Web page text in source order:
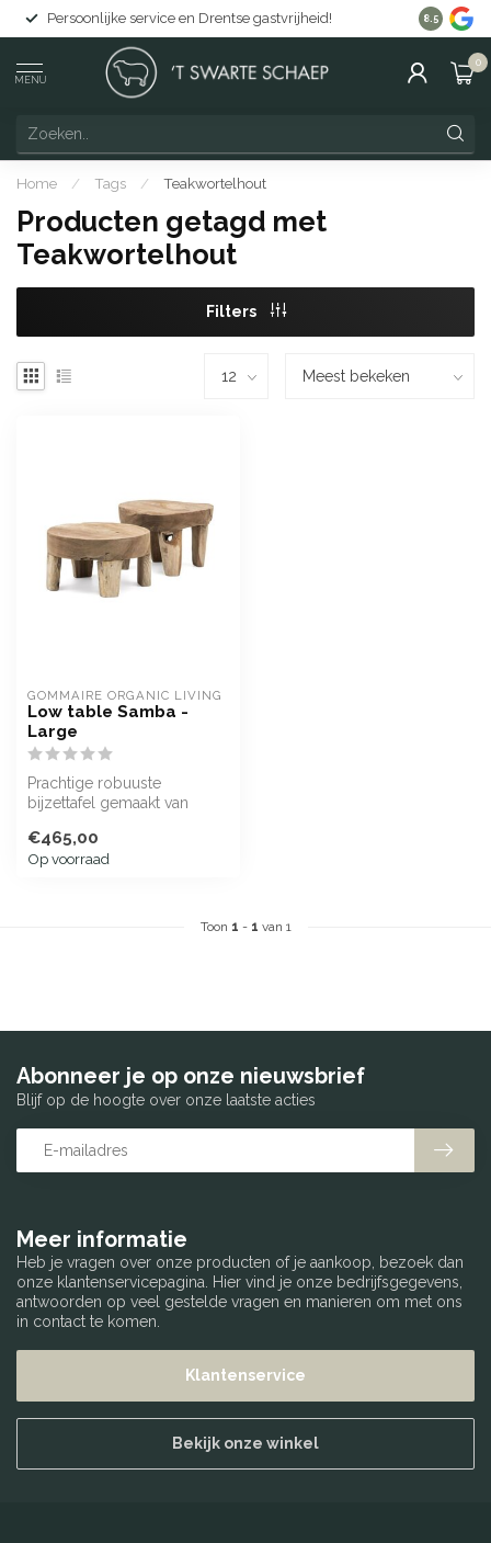
Persoonlijke service en Drentse gastvrijheid! Gratis
8.5
MENU
0
Home / Tags / Teakwortelhout
Producten getagd met
Teakwortelhout
Filters
GOMMAIRE ORGANIC LIVING
Low table Samba -
Large
Prachtige robuuste
bijzettafel gemaakt van
teakboom
€465,00
Op voorraad
Toon 1 - 1 van 1
Meer informatie
Heb je vragen over onze producten of je aankoop, bezoek dan
onze klantenservicepagina. Hier vind je onze bedrijfsgegevens,
antwoorden op veel gestelde vragen en manieren om met ons
in contact te komen.
Klantenservice
Bekijk onze winkel
Abonneer je op onze nieuwsbrief
Blijf op de hoogte over onze laatste acties